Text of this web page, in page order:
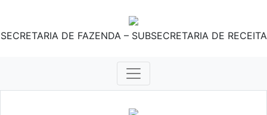
SECRETARIA DE FAZENDA – SUBSECRETARIA DE RECEITA